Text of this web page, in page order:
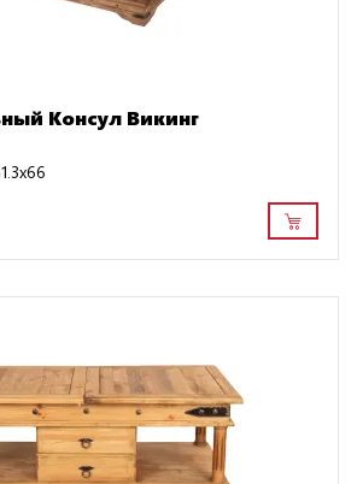
Консул Викинг